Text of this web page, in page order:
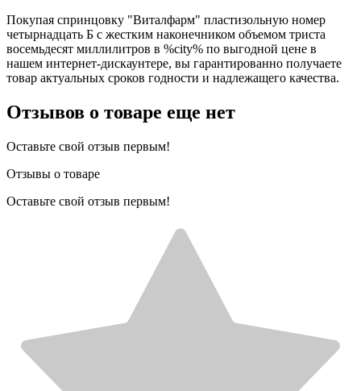
Покупая спринцовку "Виталфарм" пластизольную номер
четырнадцать Б с жестким наконечником объемом триста
восемьдесят миллилитров в %city% по выгодной цене в
нашем интернет-дискаунтере, вы гарантированно получаете
товар актуальных сроков годности и надлежащего качества.
Отзывов о товаре еще нет
Оставьте свой отзыв первым!
Отзывы о товаре
Оставьте свой отзыв первым!